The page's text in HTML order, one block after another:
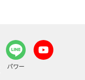
パワー